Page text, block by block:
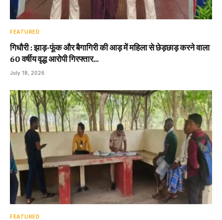
FEATURED
गिधौरी : झाड़-फूंक और बैगागिरी की आड़ में महिला से छेड़छाड़ करने वाला
60 वर्षीय वृद्ध आरोपी गिरफ्तार…
July 18, 2026
FEATURED